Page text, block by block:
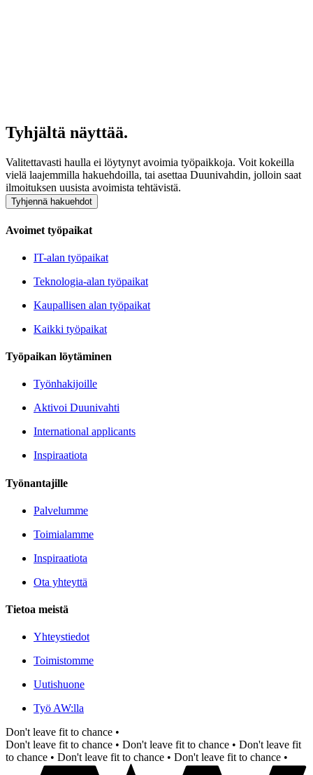
Tyhjältä näyttää.
Valitettavasti haulla ei löytynyt avoimia työpaikkoja. Voit kokeilla
vielä laajemmilla hakuehdoilla, tai asettaa Duunivahdin, jolloin saat
ilmoituksen uusista avoimista tehtävistä.
Tyhjennä hakuehdot
Avoimet työpaikat
IT-alan työpaikat
Teknologia-alan työpaikat
Kaupallisen alan työpaikat
Kaikki työpaikat
Työpaikan löytäminen
Työnhakijoille
Aktivoi Duunivahti
International applicants
Inspiraatiota
Työnantajille
Palvelumme
Toimialamme
Inspiraatiota
Ota yhteyttä
Tietoa meistä
Yhteystiedot
Toimistomme
Uutishuone
Työ AW:lla
Don't leave fit to chance •
Don't leave fit to chance • Don't leave fit to chance • Don't leave fit
to chance • Don't leave fit to chance • Don't leave fit to chance •